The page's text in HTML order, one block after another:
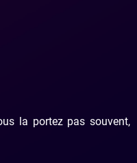
la portez pas souvent,